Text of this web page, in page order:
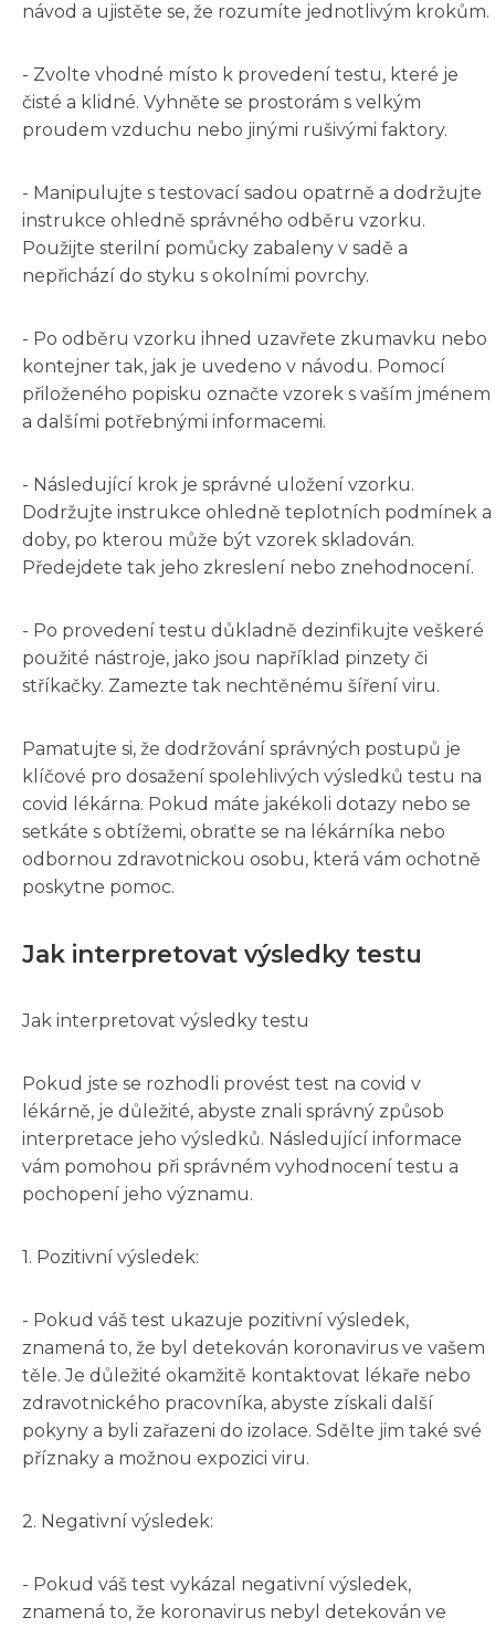
návod a ujistěte se, že rozumíte jednotlivým krokům.
- Zvolte vhodné místo k provedení testu, které je
čisté a klidné. Vyhněte se prostorám s velkým
proudem vzduchu nebo jinými rušivými faktory.
- Manipulujte s testovací sadou opatrně a dodržujte
instrukce ohledně správného odběru vzorku.
Použijte sterilní pomůcky zabaleny v sadě a
nepřichází do styku s okolními povrchy.
- Po odběru vzorku ihned uzavřete zkumavku nebo
kontejner tak, jak je uvedeno v návodu. Pomocí
přiloženého popisku označte vzorek s vaším jménem
a dalšími potřebnými informacemi.
- Následující krok je správné uložení vzorku.
Dodržujte instrukce ohledně teplotních podmínek a
doby, po kterou může být vzorek skladován.
Předejdete tak jeho zkreslení nebo znehodnocení.
- Po provedení testu důkladně dezinfikujte veškeré
použité nástroje, jako jsou například pinzety či
stříkačky. Zamezte tak nechtěnému šíření viru.
Pamatujte si, že dodržování správných postupů je
klíčové pro dosažení spolehlivých výsledků testu na
covid lékárna. Pokud máte jakékoli dotazy nebo se
setkáte s obtížemi, obraťte se na lékárníka nebo
odbornou zdravotnickou osobu, která vám ochotně
poskytne pomoc.
Jak interpretovat výsledky testu
Jak interpretovat výsledky testu
Pokud jste se rozhodli provést test na covid v
lékárně, je důležité, abyste znali správný způsob
interpretace jeho výsledků. Následující informace
vám pomohou při správném vyhodnocení testu a
pochopení jeho významu.
1. Pozitivní výsledek:
- Pokud váš test ukazuje pozitivní výsledek,
znamená to, že byl detekován koronavirus ve vašem
těle. Je důležité okamžitě kontaktovat lékaře nebo
zdravotnického pracovníka, abyste získali další
pokyny a byli zařazeni do izolace. Sdělte jim také své
příznaky a možnou expozici viru.
2. Negativní výsledek:
- Pokud váš test vykázal negativní výsledek,
znamená to, že koronavirus nebyl detekován ve